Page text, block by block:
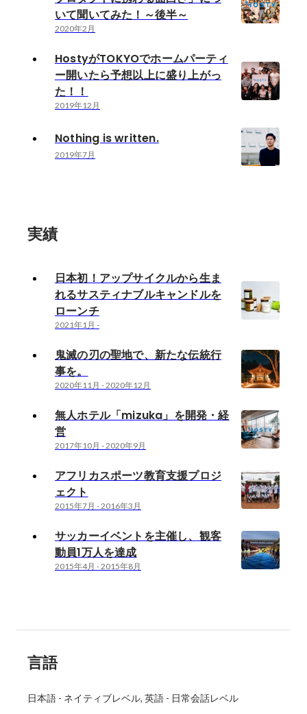
いて聞いてみた！～後半～
2020年2月
HostyがTOKYOでホームパーティ
ー開いたら予想以上に盛り上がっ
た！！
2019年12月
Nothing is written.
2019年7月
実績
日本初！アップサイクルから生ま
れるサスティナブルキャンドルを
ローンチ
2021年1月 -
鬼滅の刃の聖地で、新たな伝統行
事を。
2020年11月 -2020年12月
無人ホテル「mizuka」を開発・経
営
2017年10月 -2020年9月
アフリカスポーツ教育支援プロジ
ェクト
2015年7月 -2016年3月
サッカーイベントを主催し、観客
動員1万人を達成
2015年4月 -2015年8月
言語
日本語 - ネイティブレベル 英語 - 日常会話レベル